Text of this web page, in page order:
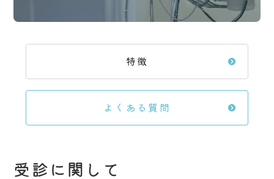
特徴
よくある質問
受診に関して